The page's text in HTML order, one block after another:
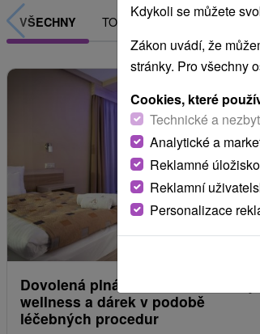
VŠECHNY TOP - NEJPRODÁVANĚJŠÍ
od1 821,99
Dovolená plná zdraví: Neomezený
wellness a dárek v podobě
léčebných procedur
Kdykoli se můžete
Zákon uvádí, že
stránky. Pro všechny
Cookies, které
Technické a
Analytické a
Reklamné úložisko
Reklamní
Personalizace